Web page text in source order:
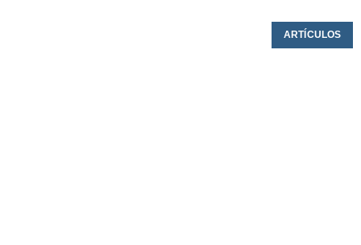
ARTÍCULOS